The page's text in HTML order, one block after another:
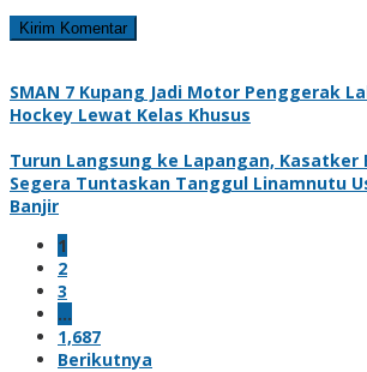
SMAN 7 Kupang Jadi Motor Penggerak
Hockey Lewat Kelas Khusus
Turun Langsung ke Lapangan, Kasatker
Segera Tuntaskan Tanggul Linamnutu
Banjir
1
2
3
…
1,687
Berikutnya